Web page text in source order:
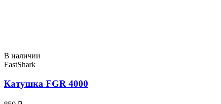
В наличии
EastShark
Катушка FGR 4000